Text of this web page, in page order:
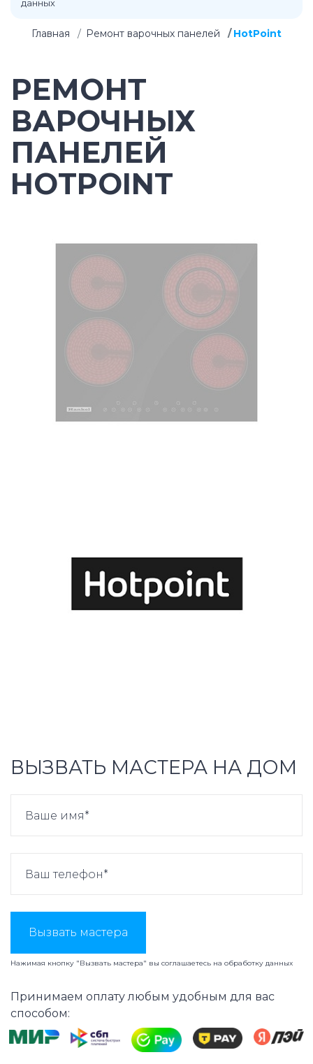
данных
Главная Ремонт варочных панелей HotPoint
РЕМОНТ
ВАРОЧНЫХ
ПАНЕЛЕЙ
HOTPOINT
ВЫЗВАТЬ МАСТЕРА НА ДОМ
Вызвать мастера
Нажимая кнопку "Вызвать мастера" вы соглашаетесь на обработку данных
Принимаем оплату любым удобным для вас
способом: